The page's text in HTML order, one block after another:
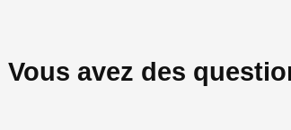
Vous avez des